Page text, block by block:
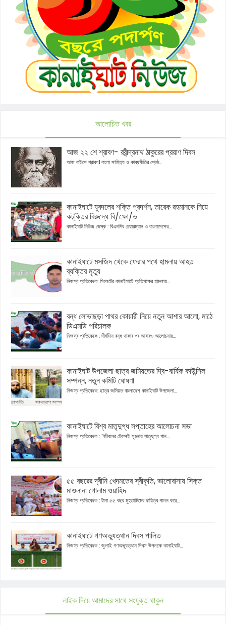
আলোচিত খবর
আজ ২২ শে শ্রাবণ- রবীন্দ্রনাথ ঠাকুরের প্রয়াণ দিবস
আজ বাইশে শ্রাবণ। বাংলা সাহিত্য ও কাব্যগীতির শ্রেষ্ঠ...
কানাইঘাটে যুবদলের শক্তি প্রদর্শন, তারেক রহমানকে নিয়ে
কটূক্তির বিরুদ্ধে বি/ক্ষো/ভ
কানাইঘাট নিউজ ডেস্ক : বিএনপির চেয়ারম্যান ও বাংলাদেশের...
কানাইঘাটে মসজিদ থেকে ফেরার পথে হামলায় আহত
ব্যক্তির মৃত্যু
নিজস্ব প্রতিবেদক: সিলেটের কানাইঘাটে প্রতিপক্ষের হামলায়...
বন্ধ লোভাছড়া পাথর কোয়ারী নিয়ে নতুন আশার আলো, মাঠে
ডিএমডি পরিচালক
নিজস্ব প্রতিবেদক : দীর্ঘদিন বন্ধ থাকার পর আবারও আলোচনার...
কানাইঘাট উপজেলা ছাত্র জমিয়তের দ্বি-বার্ষিক কাউন্সিল
সম্পন্ন, নতুন কমিটি ঘোষণা
নিজস্ব প্রতিবেদক: ছাত্র জমিয়ত বাংলাদেশ কানাইঘাট উপজেলা...
কানাইঘাটে বিশ্ব মাতৃদুগ্ধ সপ্তাহের আলোচনা সভা
নিজস্ব প্রতিবেদক : “জীবনের টেকসই সূচনায় মাতৃদুগ্ধ পান...
৫৫ বছরের দ্বীনি খেদমতের স্বীকৃতি, ভালোবাসায় সিক্ত
মাওলানা গোলাম ওয়াহিদ
নিজস্ব প্রতিবেদক : টানা ৫৫ বছর মুহতামিমের দায়িত্ব পালন করে...
কানাইঘাটে গণঅভ্যুত্থান দিবস পালিত
নিজস্ব প্রতিবেদক : জুলাই গণঅভ্যুত্থান দিবস উপলক্ষে কানাইঘাট...
লাইক দিয়ে আমাদের সাথে সংযুক্ত থাকুন